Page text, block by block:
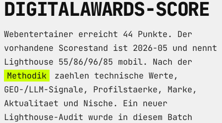
DIGITALAWARDS-SCORE
Webentertainer erreicht 44 Punkte. Der
vorhandene Scorestand ist 2026-05 und nennt
Lighthouse 55/86/96/85 mobil. Nach der
Methodik
zaehlen technische Werte,
GEO-/LLM-Signale, Profilstaerke, Marke,
Aktualitaet und Nische. Ein neuer
Lighthouse-Audit wurde in diesem Batch